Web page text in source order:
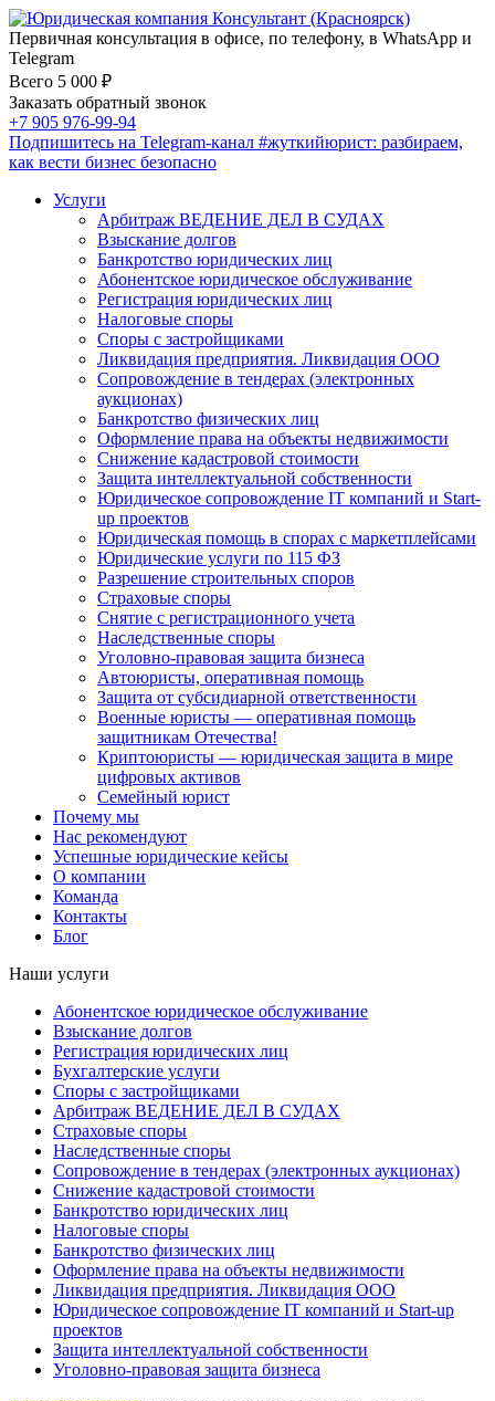
Первичная консультация в офисе, по телефону, в WhatsApp и
Telegram
Всего 5 000 ₽
Заказать обратный звонок
+7 905 976-99-94
Подпишитесь на Telegram-канал #жуткийюрист: разбираем,
как вести бизнес безопасно
Услуги
Арбитраж ВЕДЕНИЕ ДЕЛ В СУДАХ
Взыскание долгов
Банкротство юридических лиц
Абонентское юридическое обслуживание
Регистрация юридических лиц
Налоговые споры
Споры с застройщиками
Ликвидация предприятия. Ликвидация ООО
Сопровождение в тендерах (электронных
аукционах)
Банкротство физических лиц
Оформление права на объекты недвижимости
Снижение кадастровой стоимости
Защита интеллектуальной собственности
Юридическое сопровождение IT компаний и Start-
up проектов
Юридическая помощь в спорах с маркетплейсами
Юридические услуги по 115 ФЗ
Разрешение строительных споров
Страховые споры
Снятие с регистрационного учета
Наследственные споры
Уголовно-правовая защита бизнеса
Автоюристы, оперативная помощь
Защита от субсидиарной ответственности
Военные юристы — оперативная помощь
защитникам Отечества!
Криптоюристы — юридическая защита в мире
цифровых активов
Семейный юрист
Почему мы
Нас рекомендуют
Успешные юридические кейсы
О компании
Команда
Контакты
Блог
Наши услуги
Абонентское юридическое обслуживание
Взыскание долгов
Регистрация юридических лиц
Бухгалтерские услуги
Споры с застройщиками
Арбитраж ВЕДЕНИЕ ДЕЛ В СУДАХ
Страховые споры
Наследственные споры
Сопровождение в тендерах (электронных аукционах)
Снижение кадастровой стоимости
Банкротство юридических лиц
Налоговые споры
Банкротство физических лиц
Оформление права на объекты недвижимости
Ликвидация предприятия. Ликвидация ООО
Юридическое сопровождение IT компаний и Start-up
проектов
Защита интеллектуальной собственности
Уголовно-правовая защита бизнеса